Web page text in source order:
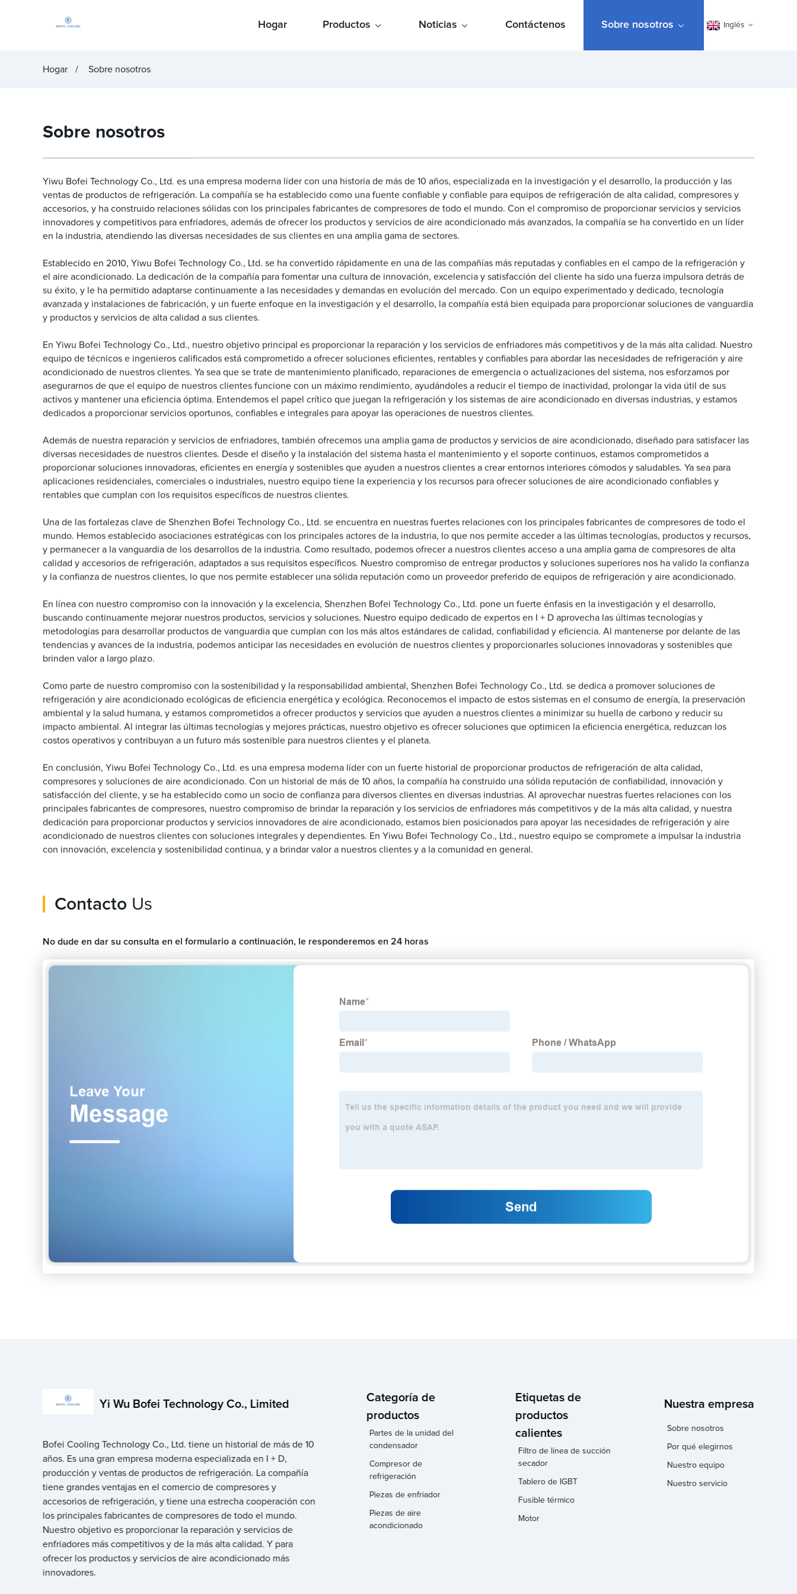
Hogar Productos Noticias Contáctenos Sobre nosotros Inglés
Hogar Sobre nosotros
Sobre nosotros
Yiwu Bofei Technology Co., Ltd. es una empresa moderna líder con una historia de más de 10 años, especializada en la investigación y el desarrollo, la producción y las
ventas de productos de refrigeración. La compañía se ha establecido como una fuente confiable y confiable para equipos de refrigeración de alta calidad, compresores y
accesorios, y ha construido relaciones sólidas con los principales fabricantes de compresores de todo el mundo. Con el compromiso de proporcionar servicios y servicios
innovadores y competitivos para enfriadores, además de ofrecer los productos y servicios de aire acondicionado más avanzados, la compañía se ha convertido en un líder
en la industria, atendiendo las diversas necesidades de sus clientes en una amplia gama de sectores.
Establecido en 2010, Yiwu Bofei Technology Co., Ltd. se ha convertido rápidamente en una de las compañías más reputadas y confiables en el campo de la refrigeración y
el aire acondicionado. La dedicación de la compañía para fomentar una cultura de innovación, excelencia y satisfacción del cliente ha sido una fuerza impulsora detrás de
su éxito, y le ha permitido adaptarse continuamente a las necesidades y demandas en evolución del mercado. Con un equipo experimentado y dedicado, tecnología
avanzada y instalaciones de fabricación, y un fuerte enfoque en la investigación y el desarrollo, la compañía está bien equipada para proporcionar soluciones de vanguardia
y productos y servicios de alta calidad a sus clientes.
En Yiwu Bofei Technology Co., Ltd., nuestro objetivo principal es proporcionar la reparación y los servicios de enfriadores más competitivos y de la más alta calidad. Nuestro
equipo de técnicos e ingenieros calificados está comprometido a ofrecer soluciones eficientes, rentables y confiables para abordar las necesidades de refrigeración y aire
acondicionado de nuestros clientes. Ya sea que se trate de mantenimiento planificado, reparaciones de emergencia o actualizaciones del sistema, nos esforzamos por
asegurarnos de que el equipo de nuestros clientes funcione con un máximo rendimiento, ayudándoles a reducir el tiempo de inactividad, prolongar la vida útil de sus
activos y mantener una eficiencia óptima. Entendemos el papel crítico que juegan la refrigeración y los sistemas de aire acondicionado en diversas industrias, y estamos
dedicados a proporcionar servicios oportunos, confiables e integrales para apoyar las operaciones de nuestros clientes.
Además de nuestra reparación y servicios de enfriadores, también ofrecemos una amplia gama de productos y servicios de aire acondicionado, diseñado para satisfacer las
diversas necesidades de nuestros clientes. Desde el diseño y la instalación del sistema hasta el mantenimiento y el soporte continuos, estamos comprometidos a
proporcionar soluciones innovadoras, eficientes en energía y sostenibles que ayuden a nuestros clientes a crear entornos interiores cómodos y saludables. Ya sea para
aplicaciones residenciales, comerciales o industriales, nuestro equipo tiene la experiencia y los recursos para ofrecer soluciones de aire acondicionado confiables y
rentables que cumplan con los requisitos específicos de nuestros clientes.
Una de las fortalezas clave de Shenzhen Bofei Technology Co., Ltd. se encuentra en nuestras fuertes relaciones con los principales fabricantes de compresores de todo el
mundo. Hemos establecido asociaciones estratégicas con los principales actores de la industria, lo que nos permite acceder a las últimas tecnologías, productos y recursos,
y permanecer a la vanguardia de los desarrollos de la industria. Como resultado, podemos ofrecer a nuestros clientes acceso a una amplia gama de compresores de alta
calidad y accesorios de refrigeración, adaptados a sus requisitos específicos. Nuestro compromiso de entregar productos y soluciones superiores nos ha valido la confianza
y la confianza de nuestros clientes, lo que nos permite establecer una sólida reputación como un proveedor preferido de equipos de refrigeración y aire acondicionado.
En línea con nuestro compromiso con la innovación y la excelencia, Shenzhen Bofei Technology Co., Ltd. pone un fuerte énfasis en la investigación y el desarrollo,
buscando continuamente mejorar nuestros productos, servicios y soluciones. Nuestro equipo dedicado de expertos en I + D aprovecha las últimas tecnologías y
metodologías para desarrollar productos de vanguardia que cumplan con los más altos estándares de calidad, confiabilidad y eficiencia. Al mantenerse por delante de las
tendencias y avances de la industria, podemos anticipar las necesidades en evolución de nuestros clientes y proporcionarles soluciones innovadoras y sostenibles que
brinden valor a largo plazo.
Como parte de nuestro compromiso con la sostenibilidad y la responsabilidad ambiental, Shenzhen Bofei Technology Co., Ltd. se dedica a promover soluciones de
refrigeración y aire acondicionado ecológicas de eficiencia energética y ecológica. Reconocemos el impacto de estos sistemas en el consumo de energía, la preservación
ambiental y la salud humana, y estamos comprometidos a ofrecer productos y servicios que ayuden a nuestros clientes a minimizar su huella de carbono y reducir su
impacto ambiental. Al integrar las últimas tecnologías y mejores prácticas, nuestro objetivo es ofrecer soluciones que optimicen la eficiencia energética, reduzcan los
costos operativos y contribuyan a un futuro más sostenible para nuestros clientes y el planeta.
En conclusión, Yiwu Bofei Technology Co., Ltd. es una empresa moderna líder con un fuerte historial de proporcionar productos de refrigeración de alta calidad,
compresores y soluciones de aire acondicionado. Con un historial de más de 10 años, la compañía ha construido una sólida reputación de confiabilidad, innovación y
satisfacción del cliente, y se ha establecido como un socio de confianza para diversos clientes en diversas industrias. Al aprovechar nuestras fuertes relaciones con los
principales fabricantes de compresores, nuestro compromiso de brindar la reparación y los servicios de enfriadores más competitivos y de la más alta calidad, y nuestra
dedicación para proporcionar productos y servicios innovadores de aire acondicionado, estamos bien posicionados para apoyar las necesidades de refrigeración y aire
acondicionado de nuestros clientes con soluciones integrales y dependientes. En Yiwu Bofei Technology Co., Ltd., nuestro equipo se compromete a impulsar la industria
con innovación, excelencia y sostenibilidad continua, y a brindar valor a nuestros clientes y a la comunidad en general.
Contacto Us
No dude en dar su consulta en el formulario a continuación, le responderemos en 24 horas
Yi Wu Bofei Technology Co., Limited
Bofei Cooling Technology Co., Ltd. tiene un historial de más de 10
años. Es una gran empresa moderna especializada en I + D,
producción y ventas de productos de refrigeración. La compañía
tiene grandes ventajas en el comercio de compresores y
accesorios de refrigeración, y tiene una estrecha cooperación con
los principales fabricantes de compresores de todo el mundo.
Nuestro objetivo es proporcionar la reparación y servicios de
enfriadores más competitivos y de la más alta calidad. Y para
ofrecer los productos y servicios de aire acondicionado más
innovadores.
Categoría de
productos
Partes de la unidad del
condensador
Compresor de
refrigeración
Piezas de enfriador
Piezas de aire
acondicionado
Etiquetas de
productos
calientes
Filtro de línea de succión
secador
Tablero de IGBT
Fusible térmico
Motor
Nuestra empresa
Sobre nosotros
Por qué elegirnos
Nuestro equipo
Nuestro servicio